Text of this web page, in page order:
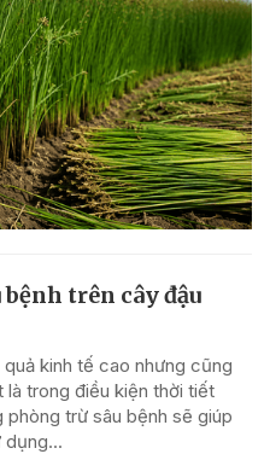
trên cây đậu
kinh tế cao nhưng cũng
là trong điều kiện thời tiết
phòng trừ sâu bệnh sẽ giúp
dụng...